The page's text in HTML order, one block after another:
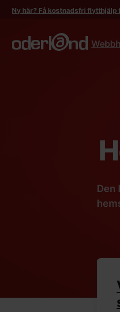
Ny här? Få kostnadsfri flytthjälp
Den